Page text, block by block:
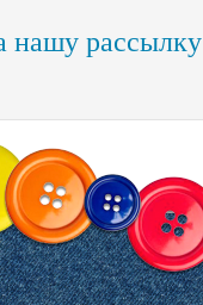
нашу рассылку